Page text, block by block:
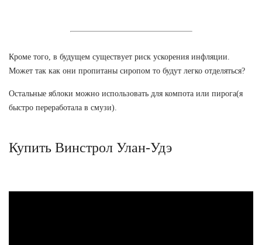
Кроме того, в будущем существует риск ускорения инфляции.
Может так как они пропитаны сиропом то будут легко отделяться?
Остальные яблоки можно использовать для компота или пирога(я
быстро переработала в смузи).
Купить Винстрол Улан-Удэ